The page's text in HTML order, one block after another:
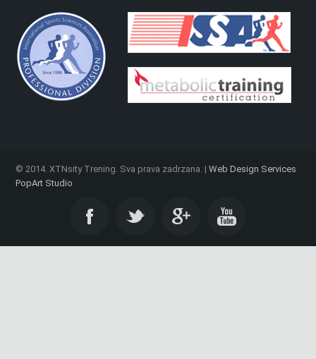
© 2014. XTNsity Trening. Sva prava zadrzana. | Web Design Services
PopArt Studio